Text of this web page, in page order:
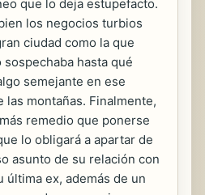
que lo deja estupefacto.
los negocios turbios
ciudad como la que
hasta qué
semejante en ese
montañas. Finalmente,
remedio que ponerse
lo obligará a apartar de
asunto de su relación con
última ex, además de un